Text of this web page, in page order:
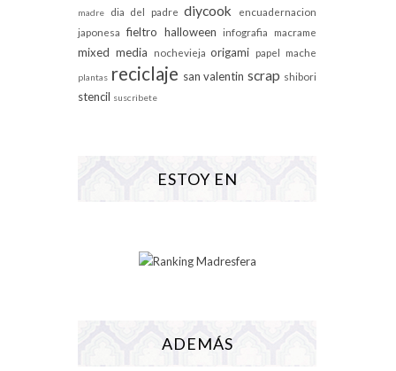
madre
dia del padre diycook
encuadernacion
japonesa fieltro halloween infografia macrame
mixed media nochevieja origami papel mache
plantas reciclaje san valentin scrap shibori
stencil suscribete
ESTOY EN
ADEMÁS